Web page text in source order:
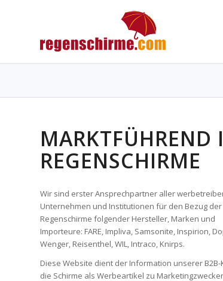
MARKTFÜHREND
REGENSCHIRME
Wir sind erster Ansprechpartner aller
Unternehmen und Institutionen für den Bezug der
Regenschirme folgender Hersteller, Marken und
Importeure: FARE, Impliva, Samsonite, Inspirion,
Wenger, Reisenthel, WIL, Intraco, Knirps.
Diese Website dient der Information unserer
die Schirme als Werbeartikel zu